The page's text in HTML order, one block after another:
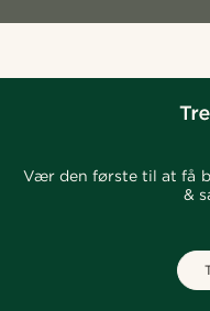
Vær den første til at få
&